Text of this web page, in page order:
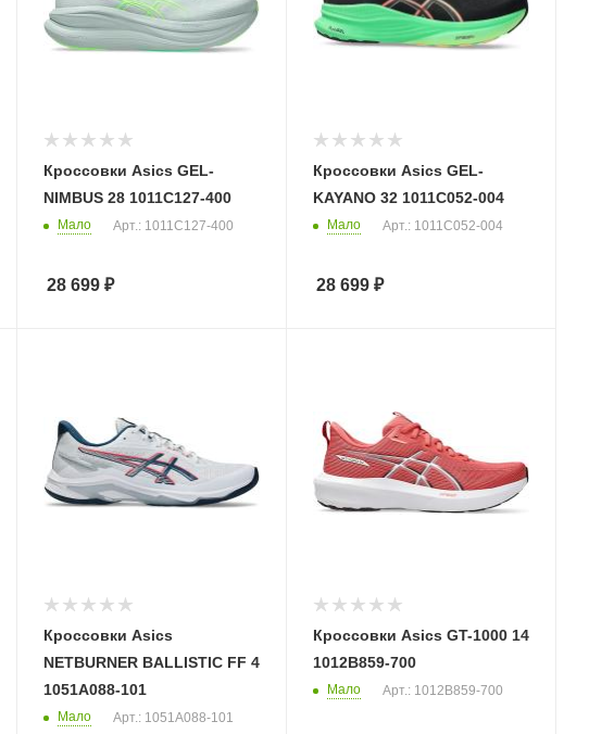
Кроссовки Asics GEL-
NIMBUS 28 1011C127-400
Мало Арт.: 1011C127-400
28 699₽
Кроссовки Asics GEL-
KAYANO 32 1011C052-004
Мало Арт.: 1011C052-004
28 699₽
Кроссовки Asics
NETBURNER BALLISTIC FF 4
1051A088-101
Мало Арт.: 1051A088-101
Кроссовки Asics GT-1000 14
1012B859-700
Мало Арт.: 1012B859-700